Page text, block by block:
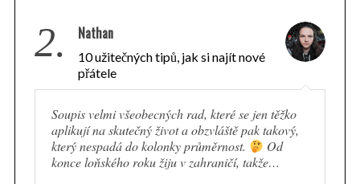
2. Nathan
10 užitečných tipů, jak si najít nové
přátele
Soupis velmi všeobecných rad, které se jen těžko
aplikují na skutečný život a obzvláště pak takový,
který nespadá do kolonky průměrnost.
Od
konce loňského roku žiju v zahraničí, takže…